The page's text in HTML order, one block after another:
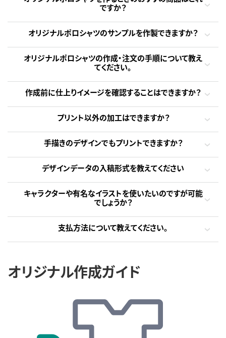
ですか？
オリジナルポロシャツのサンプルを作製できますか？
オリジナルポロシャツの作成・注文の手順について教え
てください。
作成前に仕上りイメージを確認することはできますか？
プリント以外の加工はできますか？
手描きのデザインでもプリントできますか？
デザインデータの入稿形式を教えてください
キャラクターや有名なイラストを使いたいのですが可能
でしょうか？
支払方法について教えてください。
オリジナル作成ガイド